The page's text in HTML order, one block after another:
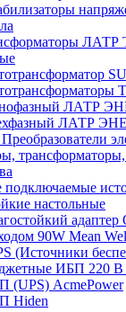
ЛАТР
ЛАТР
ЛАТР
настольные
90W Mean
(Источники
ИБП 220 В
(UPS) AcmePower
Hiden